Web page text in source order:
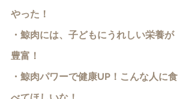
やった！
・鯨肉には、子どもにうれしい栄養が
豊富！
・鯨肉パワーで健康UP！こんな人に食